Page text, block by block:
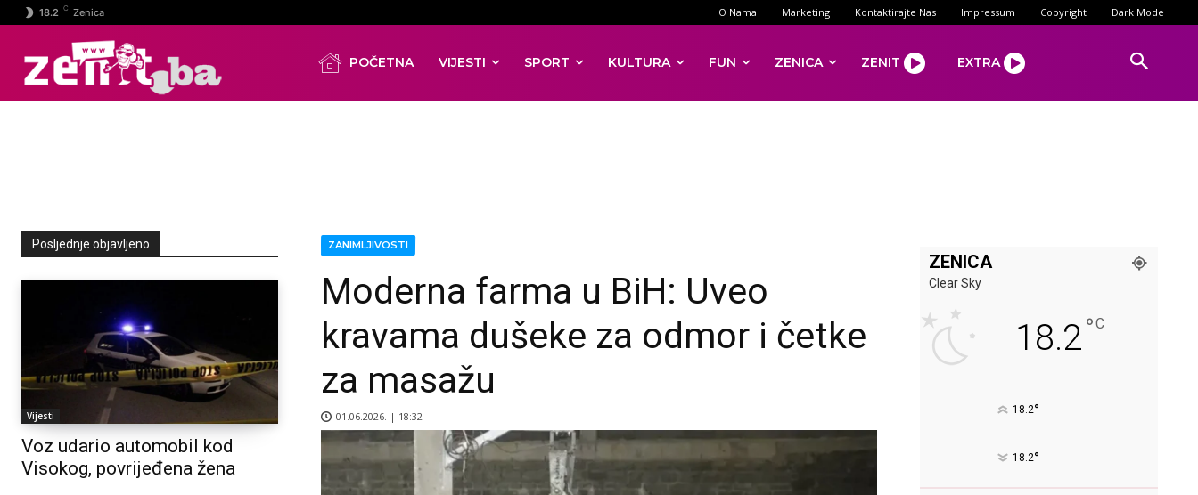
18.2 C Zenica O Nama Marketing Kontaktirajte Nas Impressum Copyright Dark Mode
POČETNA VIJESTI SPORT KULTURA FUN ZENICA ZENIT EXTRA
Posljednje objavljeno
Vijesti
Voz udario automobil kod
Visokog, povrijeđena žena
ZANIMLJIVOSTI
Moderna farma u BiH: Uveo
kravama dušeke za odmor i četke
za masažu
01.06.2026. | 18:32
ZENICA
Clear Sky
18.2°C
18.2°
18.2°